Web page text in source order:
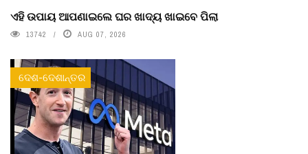
ଏହି ଉପାୟ ଆପଣାଇଲେ ଘର ଖାଦ୍ୟ ଖାଇବେ ପିଲା
13742 AUG 07, 2026
ଦେଶ-ଦେଶାନ୍ତର